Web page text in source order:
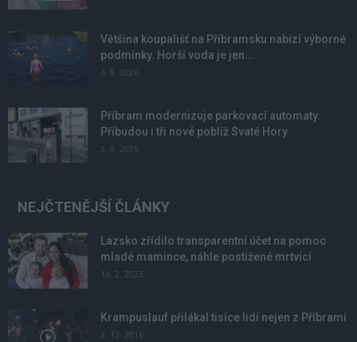
Většina koupališť na Příbramsku nabízí výborné
podmínky. Horší voda je jen...
4. 8. 2026
Příbram modernizuje parkovací automaty.
Přibudou i tři nové poblíž Svaté Hory
3. 8. 2026
NEJČTENĚJŠÍ ČLÁNKY
Lazsko zřídilo transparentní účet na pomoc
mladé mamince, náhle postižené mrtvicí
14. 2. 2023
Krampuslauf přilákal tisíce lidí nejen z Příbrami
2. 12. 2016